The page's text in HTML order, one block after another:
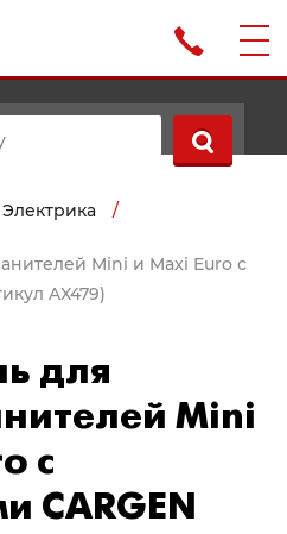
Электрика /
Mini и Maxi Euro с
AX479)
для
Mini
с
CARGEN